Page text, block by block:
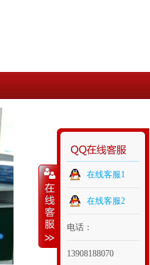
在线客服1
在线客服2
电话：
13908188070